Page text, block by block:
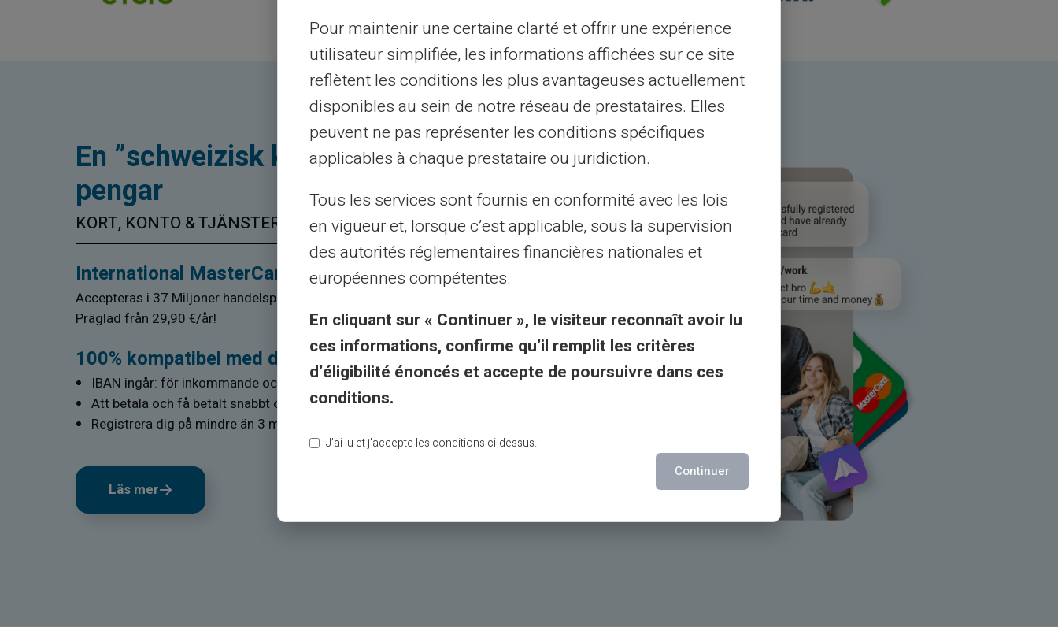
En ”schweizisk kniv” för dina
pengar
KORT, KONTO & TJÄNSTER
International MasterCard
Accepteras i 37 Miljoner handelsplatser och bankomater
Präglad från 29,90 €/år!
100% kompatibel med din bank eller neobank
IBAN ingår: för inkommande och utgående överföringar
Att betala och få betalt snabbt och enkelt
Registrera dig på mindre än 3 minuter platt
Läs mer
Pour maintenir une certaine clarté et offrir une expérience
utilisateur simplifiée, les informations affichées sur ce site
reflètent les conditions les plus avantageuses actuellement
disponibles au sein de notre réseau de prestataires. Elles
peuvent ne pas représenter les conditions spécifiques
applicables à chaque prestataire ou juridiction.
Tous les services sont fournis en conformité avec les lois
en vigueur et, lorsque c’est applicable, sous la supervision
des autorités réglementaires financières nationales et
européennes compétentes.
En cliquant sur « Continuer », le visiteur reconnaît avoir lu
ces informations, confirme qu’il remplit les critères
d’éligibilité énoncés et accepte de poursuivre dans ces
conditions.
J’ai lu et j’accepte les conditions ci-dessus.
Continuer